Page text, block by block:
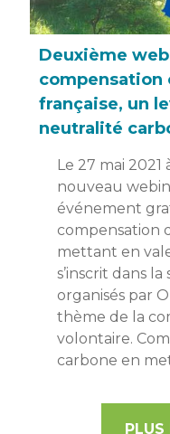
Deuxième
compensation
française, un
neutralité
Le 27 mai
nouveau
événement
compensation
mettant en
s’inscrit dans
organisés par
thème de la
volontaire.
carbone en
PLUS